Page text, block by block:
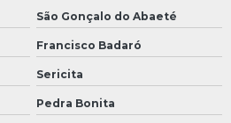
São Gonçalo do Abaeté
Francisco Badaró
Sericita
Pedra Bonita